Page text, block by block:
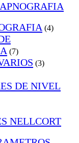
(4)
(7)
(3)
DE NIVEL
NELLCORT